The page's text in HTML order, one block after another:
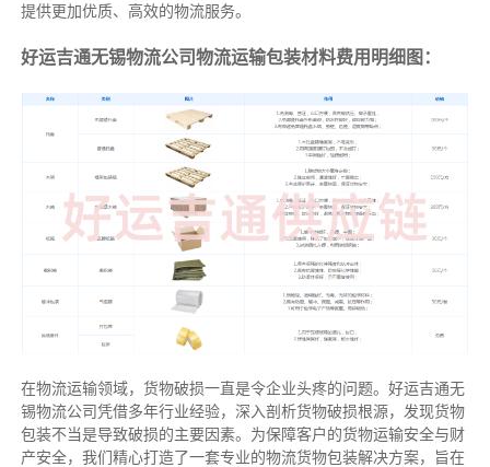
提供更加优质、高效的物流服务。
好运吉通无锡物流公司物流运输包装材料费用明细图：
在物流运输领域，货物破损一直是令企业头疼的问题。好运吉通无
锡物流公司凭借多年行业经验，深入剖析货物破损根源，发现货物
包装不当是导致破损的主要因素。为保障客户的货物运输安全与财
产安全，我们精心打造了一套专业的物流货物包装解决方案，旨在